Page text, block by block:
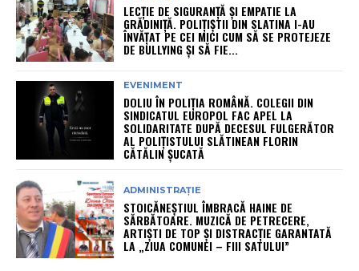
LECȚIE DE SIGURANȚĂ ȘI EMPATIE LA
GRĂDINIȚĂ. POLIȚIȘTII DIN SLATINA I-AU
ÎNVĂȚAT PE CEI MICI CUM SĂ SE PROTEJEZE
DE BULLYING ȘI SĂ FIE...
EVENIMENT
DOLIU ÎN POLIȚIA ROMÂNĂ. COLEGII DIN
SINDICATUL EUROPOL FAC APEL LA
SOLIDARITATE DUPĂ DECESUL FULGERĂTOR
AL POLIȚISTULUI SLĂTINEAN FLORIN
CĂTĂLIN ȘUCATĂ
ADMINISTRAȚIE
STOICĂNEȘTIUL ÎMBRACĂ HAINE DE
SĂRBĂTOARE. MUZICĂ DE PETRECERE,
ARTIȘTI DE TOP ȘI DISTRACȚIE GARANTATĂ
LA „ZIUA COMUNEI – FIII SATULUI”